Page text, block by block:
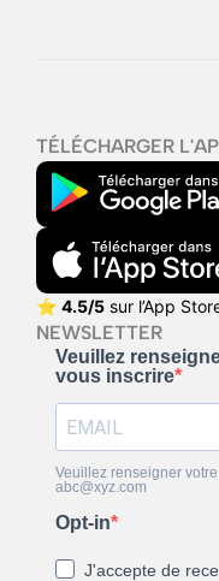
TÉLÉCHARGER
⭐ 4.5/5 sur l’App
NEWSLETTER
Veuillez
vous inscrire
Veuillez renseigner
abc@xyz.com
Opt-in
J'accepte de